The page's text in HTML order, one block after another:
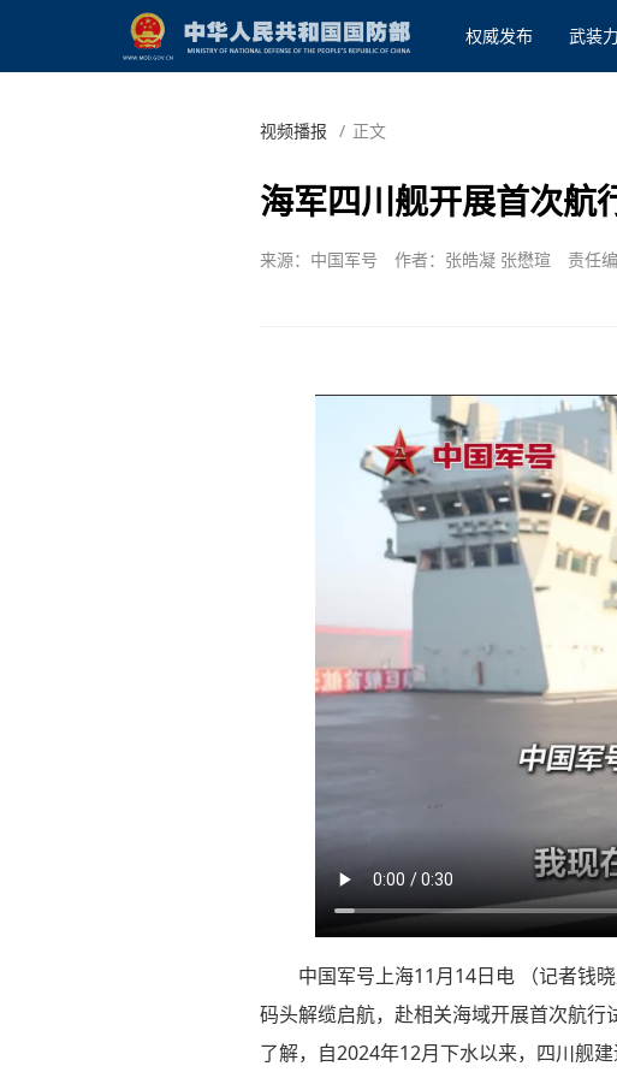
权威发布 武装
视频播报 / 正文
海军四川舰开展首次航
来源：中国军号 作者：张皓凝 张懋瑄 责任
中国军号上海11月14日电 （记者钱
码头解缆启航，赴相关海域开展首次航
了解，自2024年12月下水以来，四川舰